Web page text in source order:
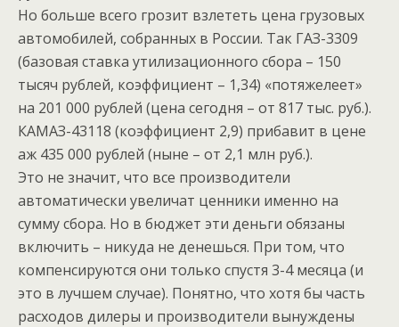
Но больше всего грозит взлететь цена грузовых
автомобилей, собранных в России. Так ГАЗ-3309
(базовая ставка утилизационного сбора – 150
тысяч рублей, коэффициент – 1,34) «потяжелеет»
на 201 000 рублей (цена сегодня – от 817 тыс. руб.).
КАМАЗ-43118 (коэффициент 2,9) прибавит в цене
аж 435 000 рублей (ныне – от 2,1 млн руб.).
Это не значит, что все производители
автоматически увеличат ценники именно на
сумму сбора. Но в бюджет эти деньги обязаны
включить – никуда не денешься. При том, что
компенсируются они только спустя 3-4 месяца (и
это в лучшем случае). Понятно, что хотя бы часть
расходов дилеры и производители вынуждены